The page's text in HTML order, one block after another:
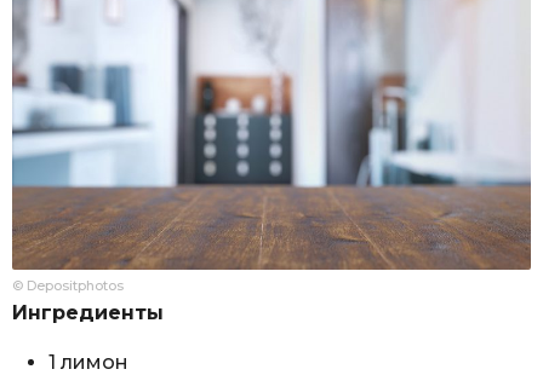
© Depositphotos
Ингредиенты
1 лимон